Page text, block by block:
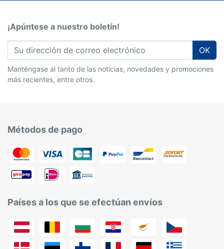
¡Apúntese a nuestro boletín!
OK
Manténgase al tanto de las noticias, novedades y promociones
más recientes, entre otros.
Métodos de pago
Países a los que se efectúan envíos